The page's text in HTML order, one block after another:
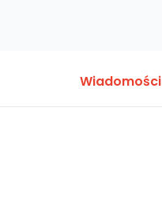
Wiadomości